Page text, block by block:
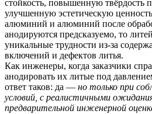
стойкость, повышенную твёрдость
улучшенную эстетическую
алюминий и алюминий после
анодируются предсказуемо, то
уникальные трудности из-за
включений и дефектов литья.
Как инженеры, когда заказчики
анодировать их литые под
ответ таков: да — но только при
условий, с реалистичными
предварительной инженерной